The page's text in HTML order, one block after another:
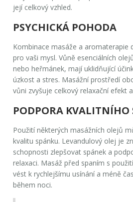
její celkový vzhled.
PSYCHICKÁ POHODA
Kombinace masáže a aromaterapie
pro vaši mysl. Vůně esenciálních
nebo heřmánek, mají uklidňující
úzkost a stres. Masážní prostředí
vůni zvyšuje celkový relaxační efekt
PODPORA KVALITNÍHO
Použití některých masážních olejů
kvalitu spánku. Levandulový olej je
schopnosti zlepšovat spánek a
relaxaci. Masáž před spaním s
vést k rychlejšímu usínání a méně
během noci.